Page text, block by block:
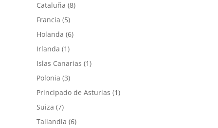
Cataluña (8)
Francia (5)
Holanda (6)
Irlanda (1)
Islas Canarias (1)
Polonia (3)
Principado de Asturias (1)
Suiza (7)
Tailandia (6)